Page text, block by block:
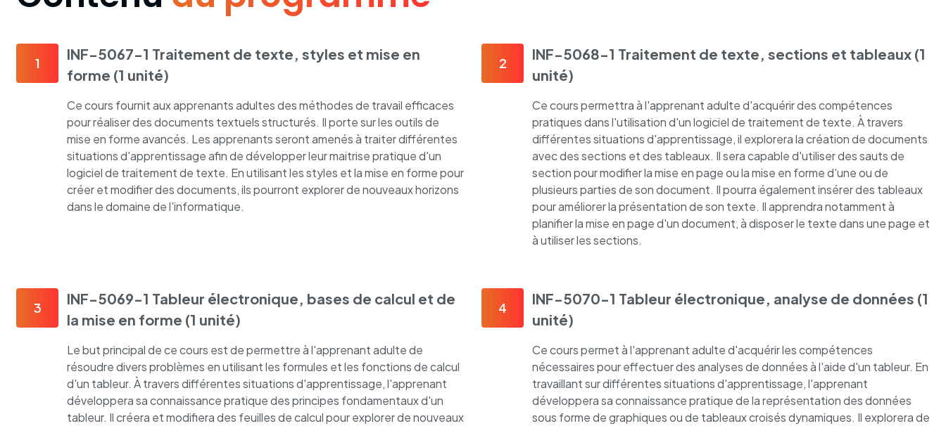
1
INF-5067-1 Traitement de texte, styles et mise en
forme (1 unité)
Ce cours fournit aux apprenants adultes des méthodes de travail efficaces
pour réaliser des documents textuels structurés. Il porte sur les outils de
mise en forme avancés. Les apprenants seront amenés à traiter différentes
situations d'apprentissage afin de développer leur maitrise pratique d'un
logiciel de traitement de texte. En utilisant les styles et la mise en forme pour
créer et modifier des documents, ils pourront explorer de nouveaux horizons
dans le domaine de l'informatique.
2
INF-5068-1 Traitement de texte, sections et tableaux (1
unité)
Ce cours permettra à l'apprenant adulte d'acquérir des compétences
pratiques dans l'utilisation d'un logiciel de traitement de texte. À travers
différentes situations d'apprentissage, il explorera la création de documents
avec des sections et des tableaux. Il sera capable d'utiliser des sauts de
section pour modifier la mise en page ou la mise en forme d'une ou de
plusieurs parties de son document. Il pourra également insérer des tableaux
pour améliorer la présentation de son texte. Il apprendra notamment à
planifier la mise en page d'un document, à disposer le texte dans une page et
à utiliser les sections.
3
INF-5069-1 Tableur électronique, bases de calcul et de
la mise en forme (1 unité)
Le but principal de ce cours est de permettre à l'apprenant adulte de
résoudre divers problèmes en utilisant les formules et les fonctions de calcul
d'un tableur. À travers différentes situations d'apprentissage, l'apprenant
développera sa connaissance pratique des principes fondamentaux d'un
tableur. Il créera et modifiera des feuilles de calcul pour explorer de nouveaux
4
INF-5070-1 Tableur électronique, analyse de données (1
unité)
Ce cours permet à l'apprenant adulte d'acquérir les compétences
nécessaires pour effectuer des analyses de données à l'aide d'un tableur. En
travaillant sur différentes situations d'apprentissage, l'apprenant
développera sa connaissance pratique de la représentation des données
sous forme de graphiques ou de tableaux croisés dynamiques. Il explorera de